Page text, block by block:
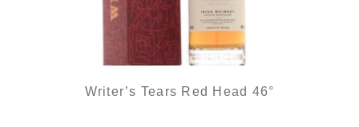
Writer’s Tears Red Head 46°